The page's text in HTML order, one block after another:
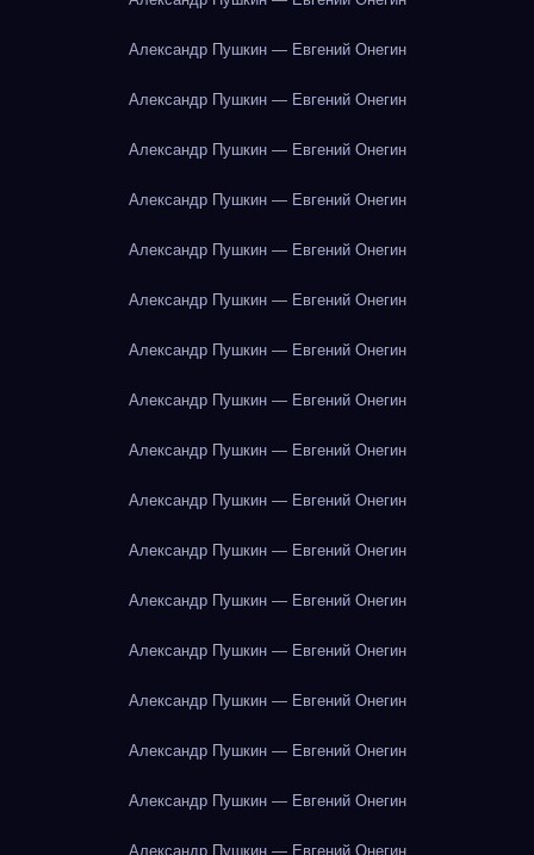
Александр Пушкин — Евгений Онегин
Александр Пушкин — Евгений Онегин
Александр Пушкин — Евгений Онегин
Александр Пушкин — Евгений Онегин
Александр Пушкин — Евгений Онегин
Александр Пушкин — Евгений Онегин
Александр Пушкин — Евгений Онегин
Александр Пушкин — Евгений Онегин
Александр Пушкин — Евгений Онегин
Александр Пушкин — Евгений Онегин
Александр Пушкин — Евгений Онегин
Александр Пушкин — Евгений Онегин
Александр Пушкин — Евгений Онегин
Александр Пушкин — Евгений Онегин
Александр Пушкин — Евгений Онегин
Александр Пушкин — Евгений Онегин
Александр Пушкин — Евгений Онегин